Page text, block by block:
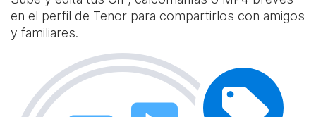
en el perfil de Tenor para compartirlos con amigos
y familiares.